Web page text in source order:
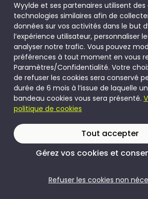
Wyylde et ses partenaires utilisent des
technologies similaires afin de
données sur vos activités dans le but
l’expérience utilisateur, personnaliser
analyser notre trafic. Vous pouvez
préférences à tout moment en vous
Paramètres/Confidentialité. Votre
de refuser les cookies sera conservé
durée de 6 mois à l’issue de laquelle
bandeau cookies vous sera présenté.
politique de cookies
Tout accepter
Gérez vos cookies et
Refuser les cookies non